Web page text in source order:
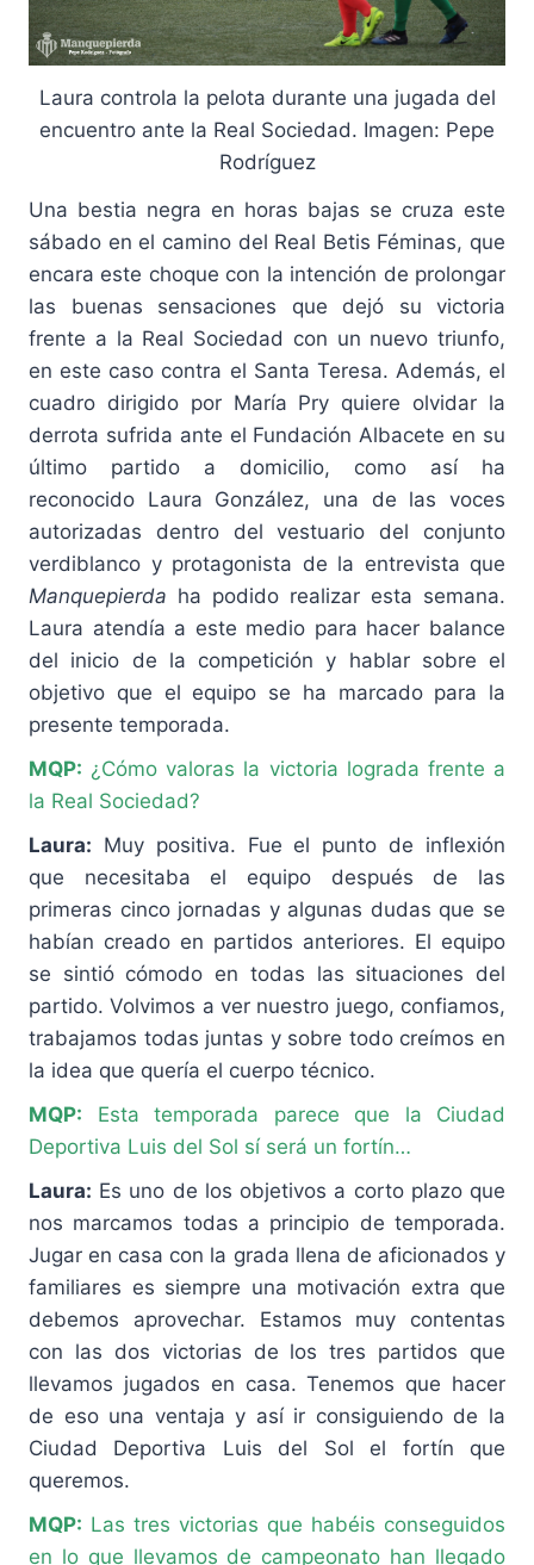
Laura controla la pelota durante una jugada del
encuentro ante la Real Sociedad. Imagen: Pepe
Rodríguez
Una bestia negra en horas bajas se cruza este
sábado en el camino del Real Betis Féminas, que
encara este choque con la intención de prolongar
las buenas sensaciones que dejó su victoria
frente a la Real Sociedad con un nuevo triunfo,
en este caso contra el Santa Teresa. Además, el
cuadro dirigido por María Pry quiere olvidar la
derrota sufrida ante el Fundación Albacete en su
último partido a domicilio, como así ha
reconocido Laura González, una de las voces
autorizadas dentro del vestuario del conjunto
verdiblanco y protagonista de la entrevista que
Manquepierda ha podido realizar esta semana.
Laura atendía a este medio para hacer balance
del inicio de la competición y hablar sobre el
objetivo que el equipo se ha marcado para la
presente temporada.
MQP: ¿Cómo valoras la victoria lograda frente a
la Real Sociedad?
Laura: Muy positiva. Fue el punto de inflexión
que necesitaba el equipo después de las
primeras cinco jornadas y algunas dudas que se
habían creado en partidos anteriores. El equipo
se sintió cómodo en todas las situaciones del
partido. Volvimos a ver nuestro juego, confiamos,
trabajamos todas juntas y sobre todo creímos en
la idea que quería el cuerpo técnico.
MQP: Esta temporada parece que la Ciudad
Deportiva Luis del Sol sí será un fortín…
Laura: Es uno de los objetivos a corto plazo que
nos marcamos todas a principio de temporada.
Jugar en casa con la grada llena de aficionados y
familiares es siempre una motivación extra que
debemos aprovechar. Estamos muy contentas
con las dos victorias de los tres partidos que
llevamos jugados en casa. Tenemos que hacer
de eso una ventaja y así ir consiguiendo de la
Ciudad Deportiva Luis del Sol el fortín que
queremos.
MQP: Las tres victorias que habéis conseguidos
en lo que llevamos de campeonato han llegado